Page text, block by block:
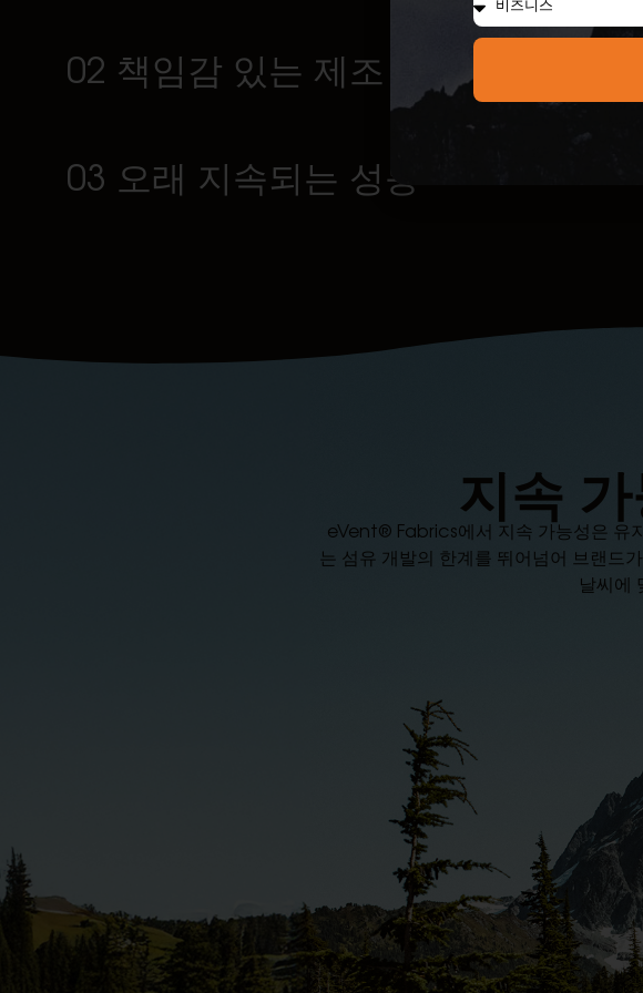
02 책임감 있는 제조
03 오래 지속되는 성능
지속
eVent® Fabrics에서 지속 가능성은 유
는 섬유 개발의 한계를 뛰어넘어 브랜드
날씨에